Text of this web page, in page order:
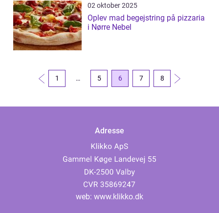
02 oktober 2025
Oplev mad begejstring på pizzaria
i Nørre Nebel
1 … 5 6 7 8
Adresse
web: www.klikko.dk